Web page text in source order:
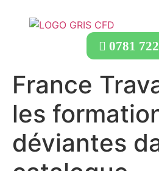
0781
France
les
déviantes